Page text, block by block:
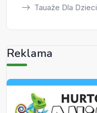
Tauaże Dla Dzieci
Reklama